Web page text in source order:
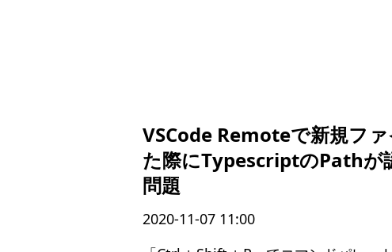
VSCode Remoteで新規フ
た際にTypescriptのPathが
問題
2020-11-07 11:00